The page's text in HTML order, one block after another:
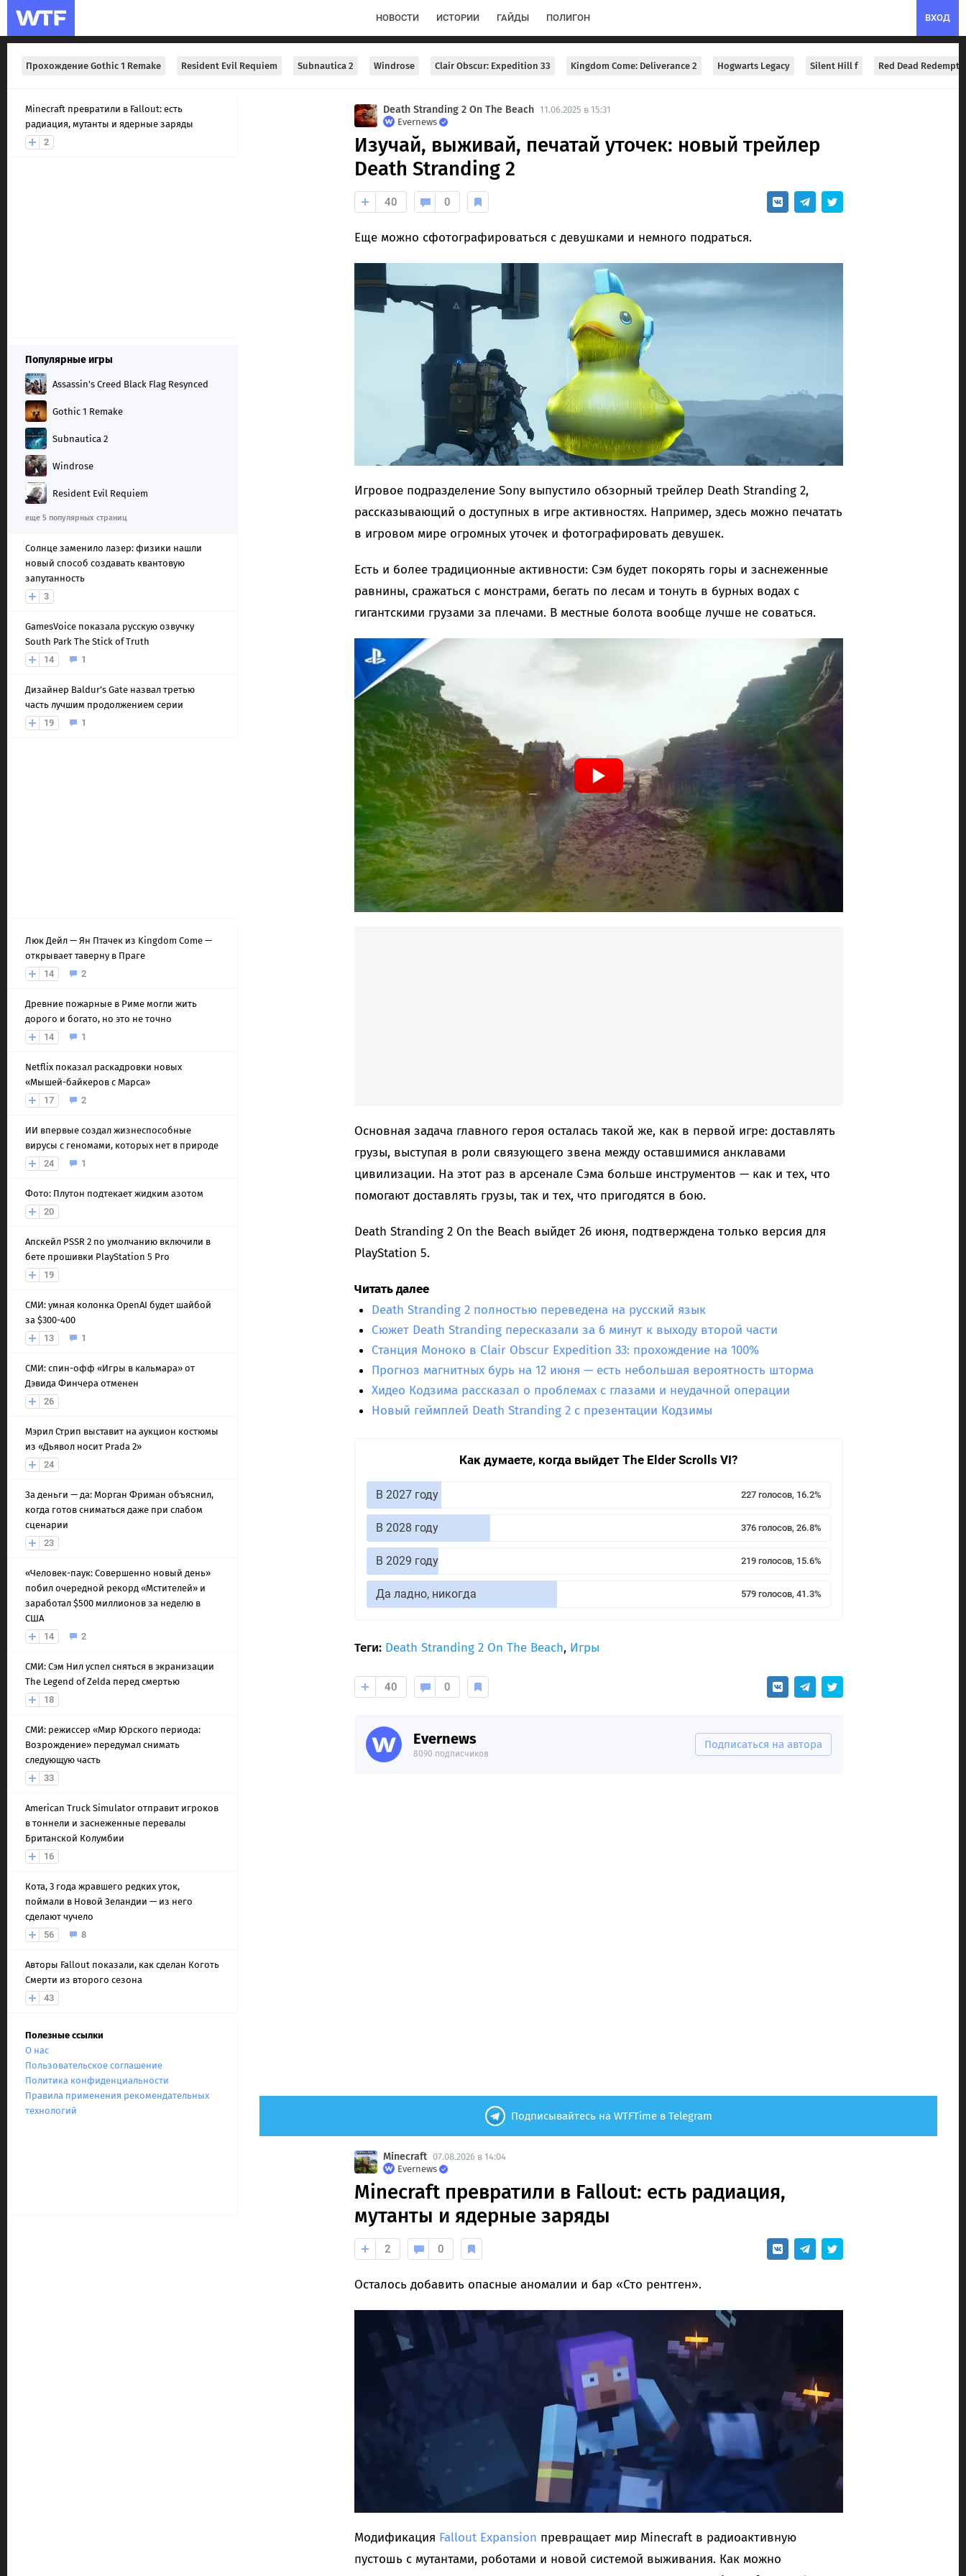
ВХОД
НОВОСТИ ИСТОРИИ ГАЙДЫ ПОЛИГОН
Прохождение Gothic 1 Remake Resident Evil Requiem Subnautica 2 Windrose Clair Obscur: Expedition 33 Kingdom Come: Deliverance 2 Hogwarts Legacy Silent Hill f Red Dead
Minecraft превратили в Fallout: есть
радиация, мутанты и ядерные заряды
2
Популярные игры
Assassin's Creed Black Flag Resynced
Gothic 1 Remake
Subnautica 2
Windrose
Resident Evil Requiem
еще 5 популярных страниц
Солнце заменило лазер: физики нашли
новый способ создавать квантовую
запутанность
3
GamesVoice показала русскую озвучку
South Park The Stick of Truth
14
1
Дизайнер Baldur’s Gate назвал третью
часть лучшим продолжением серии
19
1
Люк Дейл — Ян Птачек из Kingdom Come —
открывает таверну в Праге
14
2
Древние пожарные в Риме могли жить
дорого и богато, но это не точно
14
1
Netflix показал раскадровки новых
«Мышей-байкеров с Марса»
17
2
ИИ впервые создал жизнеспособные
вирусы с геномами, которых нет в природе
24
1
Фото: Плутон подтекает жидким азотом
20
Апскейл PSSR 2 по умолчанию включили в
бете прошивки PlayStation 5 Pro
19
СМИ: умная колонка OpenAI будет шайбой
за $300-400
13
1
СМИ: спин-офф «Игры в кальмара» от
Дэвида Финчера отменен
26
Мэрил Стрип выставит на аукцион костюмы
из «Дьявол носит Prada 2»
24
За деньги — да: Морган Фриман объяснил,
когда готов сниматься даже при слабом
сценарии
23
«Человек-паук: Совершенно новый день»
побил очередной рекорд «Мстителей» и
заработал $500 миллионов за неделю в
США
14
2
СМИ: Сэм Нил успел сняться в экранизации
The Legend of Zelda перед смертью
18
СМИ: режиссер «Мир Юрского периода:
Возрождение» передумал снимать
следующую часть
33
American Truck Simulator отправит игроков
в тоннели и заснеженные перевалы
Британской Колумбии
16
Кота, 3 года жравшего редких уток,
поймали в Новой Зеландии — из него
сделают чучело
56
8
Авторы Fallout показали, как сделан Коготь
Смерти из второго сезона
43
Полезные ссылки
О нас
Пользовательское соглашение
Политика конфиденциальности
Правила применения рекомендательных
технологий
Death Stranding 2 On The Beach
11.06.2025 в 15:31
Evernews
Изучай, выживай, печатай уточек: новый трейлер
Death Stranding 2
40 0
Еще можно сфотографироваться с девушками и немного подраться.
Игровое подразделение Sony выпустило обзорный трейлер Death Stranding 2,
рассказывающий о доступных в игре активностях. Например, здесь можно печатать
в игровом мире огромных уточек и фотографировать девушек.
Есть и более традиционные активности: Сэм будет покорять горы и заснеженные
равнины, сражаться с монстрами, бегать по лесам и тонуть в бурных водах с
гигантскими грузами за плечами. В местные болота вообще лучше не соваться.
Основная задача главного героя осталась такой же, как в первой игре: доставлять
грузы, выступая в роли связующего звена между оставшимися анклавами
цивилизации. На этот раз в арсенале Сэма больше инструментов — как и тех, что
помогают доставлять грузы, так и тех, что пригодятся в бою.
Death Stranding 2 On the Beach выйдет 26 июня, подтверждена только версия для
PlayStation 5.
Читать далее
Death Stranding 2 полностью переведена на русский язык
Сюжет Death Stranding пересказали за 6 минут к выходу второй части
Станция Моноко в Clair Obscur Expedition 33: прохождение на 100%
Прогноз магнитных бурь на 12 июня — есть небольшая вероятность шторма
Хидео Кодзима рассказал о проблемах с глазами и неудачной операции
Новый геймплей Death Stranding 2 с презентации Кодзимы
Как думаете, когда выйдет The Elder Scrolls VI?
В 2027 году 227 голосов, 16.2%
В 2028 году 376 голосов, 26.8%
В 2029 году 219 голосов, 15.6%
Да ладно, никогда 579 голосов, 41.3%
Теги: Death Stranding 2 On The Beach, Игры
40 0
Evernews
8090 подписчиков
Подписаться на автора
Подписывайтесь на WTFTime в Telegram
Minecraft 07.08.2026 в 14:04
Evernews
Minecraft превратили в Fallout: есть радиация,
мутанты и ядерные заряды
2 0
Осталось добавить опасные аномалии и бар «Сто рентген».
Модификация Fallout Expansion превращает мир Minecraft в радиоактивную
пустошь с мутантами, роботами и новой системой выживания. Как можно